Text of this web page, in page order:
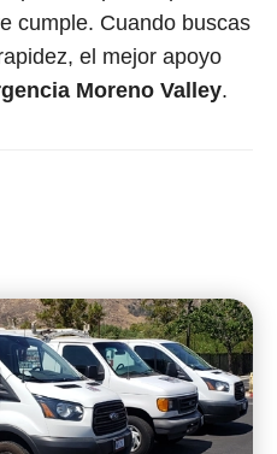
cumple. Cuando buscas
el mejor apoyo
Moreno Valley.